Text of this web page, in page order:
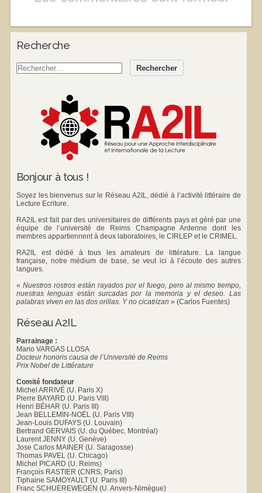
Recherche
Bonjour à tous !
Soyez les bienvenus sur le Réseau A2IL, dédié à l’activité littéraire de
Lecture Ecriture.
RA2IL est fait par des universitaires de différents pays et géré par une
équipe de l’université de Reims Champagne Ardenne dont les
membres appartiennent à deux laboratoires, le CIRLEPet le CRIMEL
RA2IL est dédié à tous les amateurs de littérature. La langue
française, notre médium de base, se veut ici à l’écoute des autres
langues.
« Nuestros rostros están rayados por el fuego, pero al mismo tiempo,
nuestras lenguas están surcadas por la memoria y el deseo. Las
palabras viven en las dos orillas. Y no cicatrizan » (Carlos Fuentes)
Réseau A2IL
Parrainage :
Mario VARGAS LLOSA
Docteur honoris causa de l’Université de Reims
Prix Nobel de Littérature
Comité fondateur
Michel ARRIVÉ (U. Paris X)
Pierre BAYARD (U. Paris VIII)
Henri BÉHAR (U. Paris III)
Jean BELLEMIN-NOËL (U. Paris VIII)
Jean-Louis DUFAYS (U. Louvain)
Bertrand GERVAIS (U. du Québec, Montréal)
Laurent JENNY (U. Genève)
Jose Carlos MAINER (U. Saragosse)
Thomas PAVEL (U. Chicago)
Michel PICARD (U. Reims)
François RASTIER (CNRS, Paris)
Tiphaine SAMOYAULT (U. Paris III)
Franc SCHUEREWEGEN (U. Anvers-Nimègue)